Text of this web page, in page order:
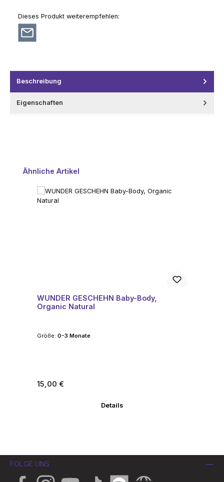
Dieses Produkt weiterempfehlen:
Beschreibung
Eigenschaften
Produktgalerie überspringen
Ähnliche Artikel
WUNDER GESCHEHN Baby-Body,
Organic Natural
Größe: 0-3 Monate
Regulärer Preis:
15,00 €
Details
FOLGE UNS